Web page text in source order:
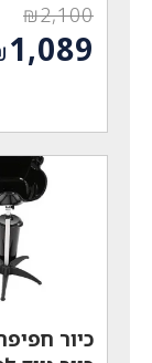
₪2,100
המחיר
המקורי
1,089
הוא:
₪1,089.
כיור